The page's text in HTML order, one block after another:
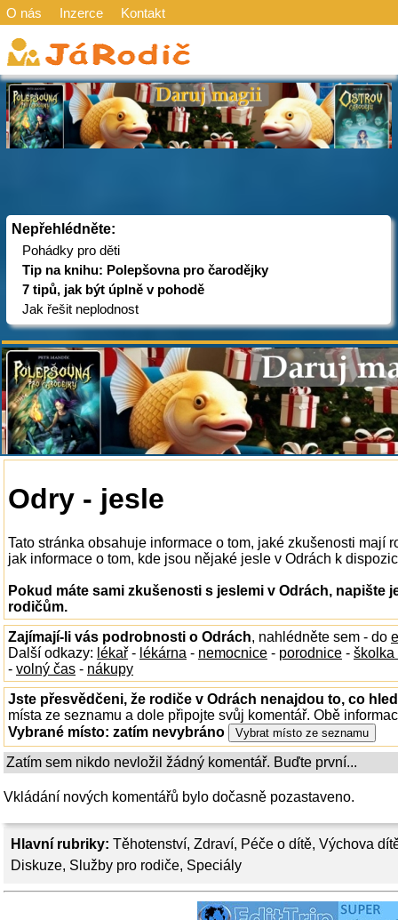
O nás Inzerce Kontakt
Nepřehlédněte:
Pohádky pro děti
Tip na knihu: Polepšovna pro čarodějky
7 tipů, jak být úplně v pohodě
Jak řešit neplodnost
Hlavní rubriky: Těhotenství, Zdraví, Péče o dítě, Výchova
Diskuze, Služby pro rodiče, Speciály
Odry - jesle
Tato stránka obsahuje informace o tom, jaké zkušenosti mají
jak informace o tom, kde jsou nějaké jesle v Odrách k
Pokud máte sami zkušenosti s jeslemi v Odrách, napište
rodičům.
Zajímají-li vás podrobnosti o Odrách, nahlédněte sem - do
Další odkazy: lékař - lékárna - nemocnice - porodnice - školka
- volný čas - nákupy
Jste přesvědčeni, že rodiče v Odrách nenajdou to, co
místa ze seznamu a dole připojte svůj komentář. Obě
Vybrané místo: zatím nevybráno
Zatím sem nikdo nevložil žádný komentář. Buďte první...
Vkládání nových komentářů bylo dočasně pozastaveno.